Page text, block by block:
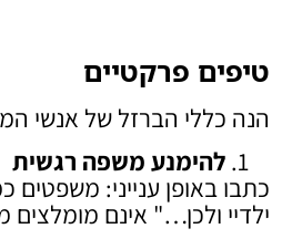
טיפים פרקטיים
הנה כללי הברזל של אנשי
להימנע משפה רגשית
כתבו באופן ענייני: משפטים
ילדיי ולכן…" אינם